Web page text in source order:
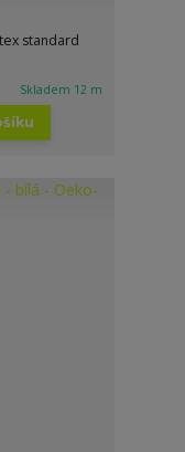
standard
Skladem 12 m